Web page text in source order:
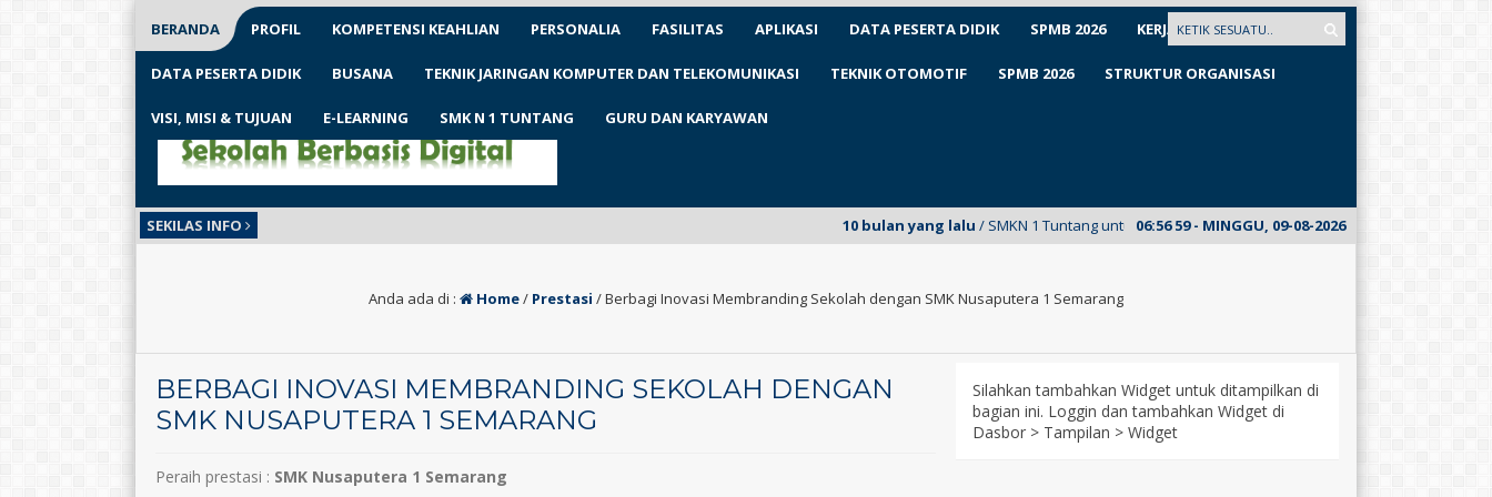
BERANDA PROFIL KOMPETENSI KEAHLIAN PERSONALIA FASILITAS APLIKASI DATA PESERTA DIDIK SPMB 2026 KERJASAMA
DATA PESERTA DIDIK BUSANA TEKNIK JARINGAN KOMPUTER DAN TELEKOMUNIKASI TEKNIK OTOMOTIF SPMB 2026 STRUKTUR ORGANISASI
VISI, MISI & TUJUAN E-LEARNING SMK N 1 TUNTANG GURU DAN KARYAWAN
SEKILAS INFO 06:57 00- MINGGU, 09-08-2026
10 bulan yang lalu/ SMKN 1 Tuntang untuk pertama kalinya meluncurkan E-Mading dari kelas XII
Anda ada di : Home/ Prestasi /Berbagi Inovasi Membranding Sekolah dengan SMK Nusaputera 1 Semarang
BERBAGI INOVASI MEMBRANDING SEKOLAH DENGAN
SMK NUSAPUTERA 1 SEMARANG
Peraih prestasi : SMK Nusaputera 1 Semarang
Silahkan tambahkan Widget untuk ditampilkan di
bagian ini. Loggin dan tambahkan Widget di
Dasbor > Tampilan > Widget